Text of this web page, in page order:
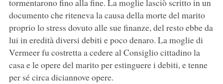
tormentarono fino alla fine. La moglie lasciò scritto in un
documento che riteneva la causa della morte del marito
proprio lo stress dovuto alle sue finanze, del resto ebbe da
lui in eredità diversi debiti e poco denaro. La moglie di
Vermeer fu costretta a cedere al Consiglio cittadino la
casa e le opere del marito per estinguere i debiti, e tenne
per sé circa diciannove opere.